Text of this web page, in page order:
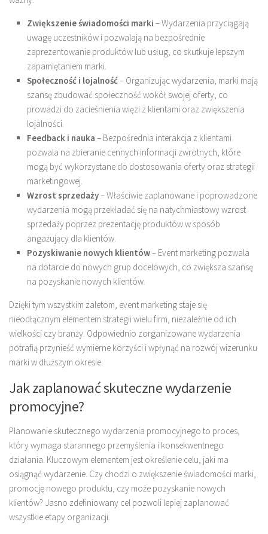
Zwiększenie świadomości marki – Wydarzenia przyciągają
uwagę uczestników i pozwalają na bezpośrednie
zaprezentowanie produktów lub usług, co skutkuje lepszym
zapamiętaniem marki.
Społeczność i lojalność– Organizując wydarzenia, marki mają
szansę zbudować społeczność wokół swojej oferty, co
prowadzi do zacieśnienia więzi z klientami oraz zwiększenia
lojalności.
Feedback i nauka – Bezpośrednia interakcja z klientami
pozwala na zbieranie cennych informacji zwrotnych, które
mogą być wykorzystane do dostosowania oferty oraz strategii
marketingowej.
Wzrost sprzedaży– Właściwie zaplanowane i poprowadzone
wydarzenia mogą przekładać się na natychmiastowy wzrost
sprzedaży poprzez prezentację produktów w sposób
angażujący dla klientów.
Pozyskiwanie nowych klientów– Event marketing pozwala
na dotarcie do nowych grup docelowych, co zwiększa szansę
na pozyskanie nowych klientów.
Dzięki tym wszystkim zaletom, event marketing staje się
nieodłącznym elementem strategii wielu firm, niezależnie od ich
wielkości czy branży. Odpowiednio zorganizowane wydarzenia
potrafią przynieść wymierne korzyści i wpłynąć na rozwój wizerunku
marki w dłuższym okresie.
Jak zaplanować skuteczne wydarzenie
promocyjne?
Planowanie skutecznego wydarzenia promocyjnego to proces,
który wymaga starannego przemyślenia i konsekwentnego
działania. Kluczowym elementem jest określenie celu, jaki ma
osiągnąć wydarzenie. Czy chodzi o zwiększenie świadomości marki,
promocję nowego produktu, czy może pozyskanie nowych
klientów? Jasno zdefiniowany cel pozwoli lepiej zaplanować
wszystkie etapy organizacji.